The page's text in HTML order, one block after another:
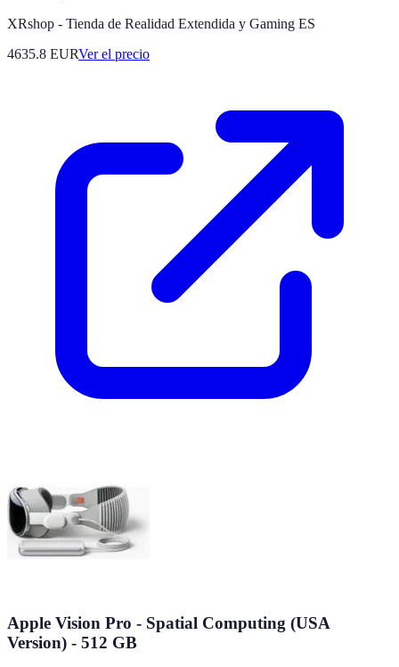
XRshop - Tienda de Realidad Extendida y Gaming ES
4635.8 EURVer el precio
Apple Vision Pro - Spatial Computing (USA
Version) - 512 GB